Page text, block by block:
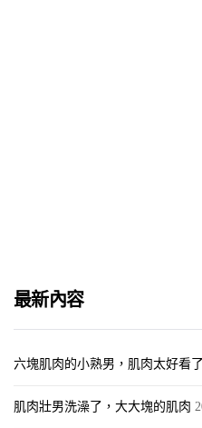
最新內容
六塊肌肉的小熟男，肌肉太好看了
肌肉壯男洗澡了，大大塊的肌肉